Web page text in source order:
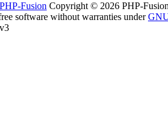
PHP-Fusion Copyright © 2026 PHP-
software without warranties under
v3